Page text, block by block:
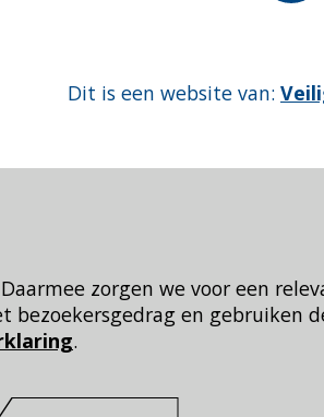
zorgen we voor een
en gebruiken
.
Dit is een website van: